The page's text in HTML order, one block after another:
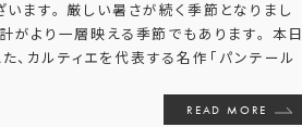
ます。 厳しい暑さが続く季節となりまし
がより一層映える季節でもあります。 本日
、カルティエを代表する名作「パンテール
READ MORE